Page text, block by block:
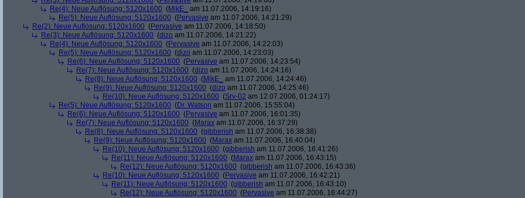
Re(4): Neue Auflösung: 5120x1600 (MikE_
am 11.07.2006, 14:19:16)
Re(5): Neue Auflösung: 5120x1600 (Pervasive am 11.07.2006, 14:21:29)
Re(2): Neue Auflösung: 5120x1600 (Pervasive am 11.07.2006, 14:18:50)
Re(3): Neue Auflösung: 5120x1600 (dizo am 11.07.2006, 14:21:22)
Re(4): Neue Auflösung: 5120x1600 (Pervasive am 11.07.2006, 14:22:03)
Re(5): Neue Auflösung: 5120x1600 (dizo am 11.07.2006, 14:23:03)
Re(6): Neue Auflösung: 5120x1600 (Pervasive am 11.07.2006, 14:23:54)
Re(7): Neue Auflösung: 5120x1600 (dizo am 11.07.2006, 14:24:16)
Re(8): Neue Auflösung: 5120x1600 (MikE_
am 11.07.2006, 14:24:46)
Re(9): Neue Auflösung: 5120x1600 (dizo am 11.07.2006, 14:25:46)
Re(10): Neue Auflösung: 5120x1600 (Srv-02 am 12.07.2006, 01:24:17)
Re(5): Neue Auflösung: 5120x1600 (Dr. Watson am 11.07.2006, 15:55:04)
Re(6): Neue Auflösung: 5120x1600 (Pervasive am 11.07.2006, 16:01:35)
Re(7): Neue Auflösung: 5120x1600 (Marax am 11.07.2006, 16:37:29)
Re(8): Neue Auflösung: 5120x1600 (gibberish am 11.07.2006, 16:38:38)
Re(9): Neue Auflösung: 5120x1600 (Marax am 11.07.2006, 16:40:04)
Re(10): Neue Auflösung: 5120x1600 (gibberish am 11.07.2006, 16:41:26)
Re(11): Neue Auflösung: 5120x1600 (Marax am 11.07.2006, 16:43:15)
Re(12): Neue Auflösung: 5120x1600 (gibberish am 11.07.2006, 16:43:36)
Re(10): Neue Auflösung: 5120x1600 (Pervasive am 11.07.2006, 16:42:21)
Re(11): Neue Auflösung: 5120x1600 (gibberish am 11.07.2006, 16:43:10)
Re(12): Neue Auflösung: 5120x1600 (Pervasive am 11.07.2006, 16:44:27)